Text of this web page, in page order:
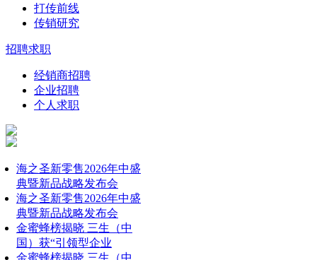
打传前线
传销研究
招聘求职
经销商招聘
企业招聘
个人求职
海之圣新零售2026年中盛
典暨新品战略发布会
海之圣新零售2026年中盛
典暨新品战略发布会
金蜜蜂榜揭晓 三生（中
国）获“引领型企业
金蜜蜂榜揭晓 三生（中